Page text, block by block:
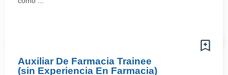
Auxiliar De Farmacia Trainee
(sin Experiencia En Farmacia)